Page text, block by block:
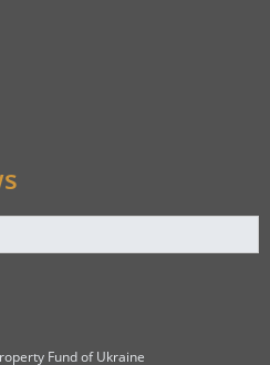
Fund of Ukraine